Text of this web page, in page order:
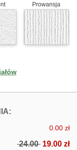
Prowansja
FOTOTAPETY
0.00 zł
24.00 19.00 zł